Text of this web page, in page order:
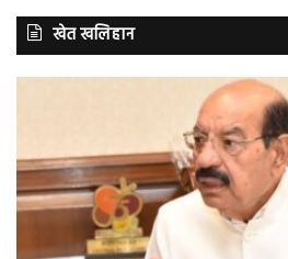
खेत खलिहान